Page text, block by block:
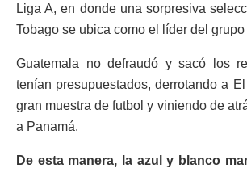
Liga A, en donde una sorpresiva
Tobago se ubica como el líder del
Guatemala no defraudó y sacó los
tenían presupuestados, derrotando a
gran muestra de futbol y viniendo de
a Panamá.
De esta manera, la azul y blanco